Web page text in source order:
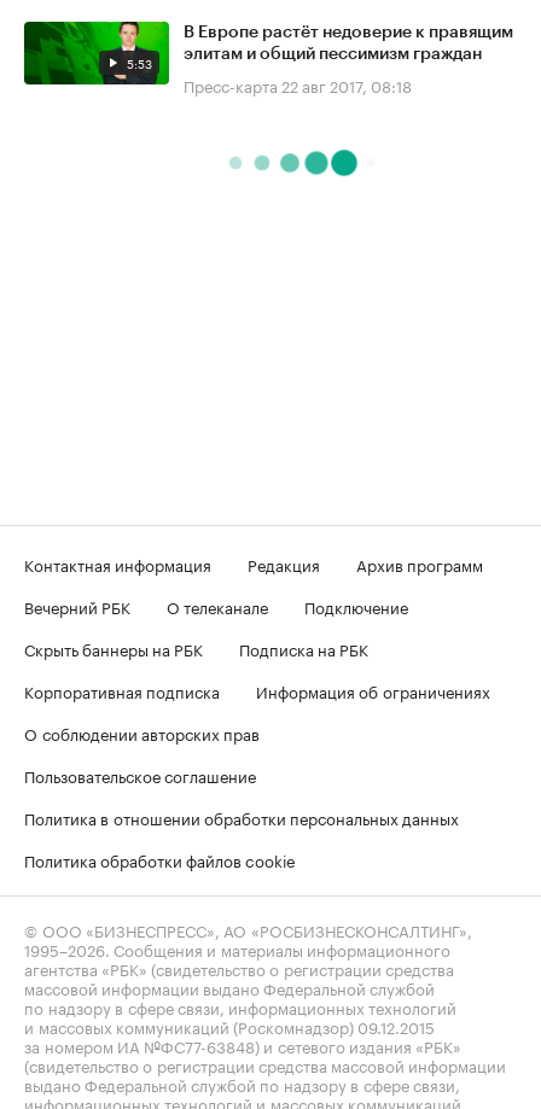
5:53
В Европе растёт недоверие к правящим
элитам и общий пессимизм граждан
Пресс-карта 22 авг 2017, 08:18
Контактная информация Редакция
Архив программ
Вечерний РБК
О телеканале
Подключение
Скрыть баннеры на РБК
Подписка на РБК
Корпоративная подписка
Информация об ограничениях
О соблюдении авторских прав
Пользовательское соглашение
Политика в отношении обработки персональных данных
Политика обработки файлов cookie
© ООО «БИЗНЕСПРЕСС», АО «РОСБИЗНЕСКОНСАЛТИНГ»,
1995–2026 . Сообщения и материалы информационного
агентства «РБК» (свидетельство о регистрации средства
массовой информации выдано Федеральной службой
по надзору в сфере связи, информационных технологий
и массовых коммуникаций (Роскомнадзор) 09.12.2015
за номером ИА №ФС77-63848) и сетевого издания «РБК»
(свидетельство о регистрации средства массовой информации
выдано Федеральной службой по надзору в сфере связи,
информационных технологий и массовых коммуникаций